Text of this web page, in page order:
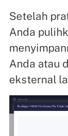
Setelah
Anda
Anda atau
eksternal